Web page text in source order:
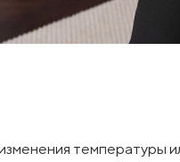
температуры